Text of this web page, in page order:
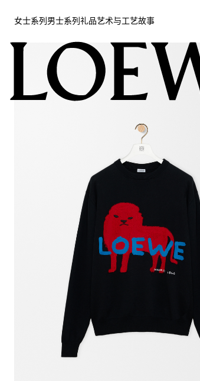
女士系列 男士系列 礼品艺术与工艺故事
女士系列
艺术与工艺